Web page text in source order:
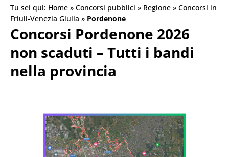
Tu sei qui: Home » Concorsi pubblici » Regione » Concorsi in
Friuli-Venezia Giulia » Pordenone
Concorsi Pordenone 2026
non scaduti – Tutti i bandi
nella provincia